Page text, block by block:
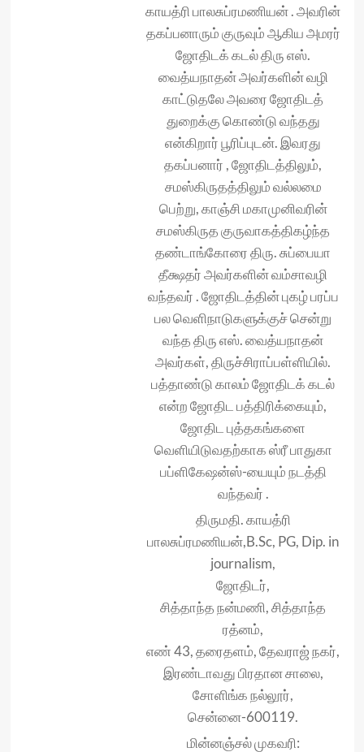
காயத்ரி பாலசுப்ரமணியன் . அவரின்
தகப்பனாரும் குருவும் ஆகிய அமரர்
ஜோதிடக் கடல் திரு எஸ்.
வைத்யநாதன் அவர்களின் வழி
காட்டுதலே அவரை ஜோதிடத்
துறைக்கு கொண்டு வந்தது
என்கிறார் பூரிப்புடன். இவரது
தகப்பனார் , ஜோதிடத்திலும்,
சமஸ்கிருதத்திலும் வல்லமை
பெற்று, காஞ்சி மகாமுனிவரின்
சமஸ்கிருத குருவாகத்திகழ்ந்த
தண்டாங்கோரை திரு. சுப்பையா
தீக்ஷதர் அவர்களின் வம்சாவழி
வந்தவர் . ஜோதிடத்தின் புகழ் பரப்ப
பல வெளிநாடுகளுக்குச் சென்று
வந்த திரு எஸ். வைத்யநாதன்
அவர்கள், திருச்சிராப்பள்ளியில்.
பத்தாண்டு காலம் ஜோதிடக் கடல்
என்ற ஜோதிட பத்திரிக்கையும்,
ஜோதிட புத்தகங்களை
வெளியிடுவதற்காக ஸ்ரீ பாதுகா
பப்ளிகேஷன்ஸ்-யையும் நடத்தி
வந்தவர் .
திருமதி. காயத்ரி
பாலசுப்ரமணியன்,B.Sc, PG, Dip. in
journalism,
ஜோதிடர்,
சித்தாந்த நன்மணி, சித்தாந்த
ரத்னம்,
எண் 43, தரைதளம், தேவராஜ் நகர்,
இரண்டாவது பிரதான சாலை,
சோளிங்க நல்லூர்,
சென்னை-600119.
மின்னஞ்சல் முகவரி: